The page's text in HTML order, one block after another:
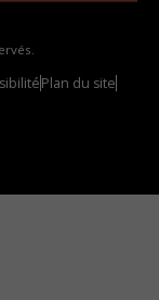
Plan du site